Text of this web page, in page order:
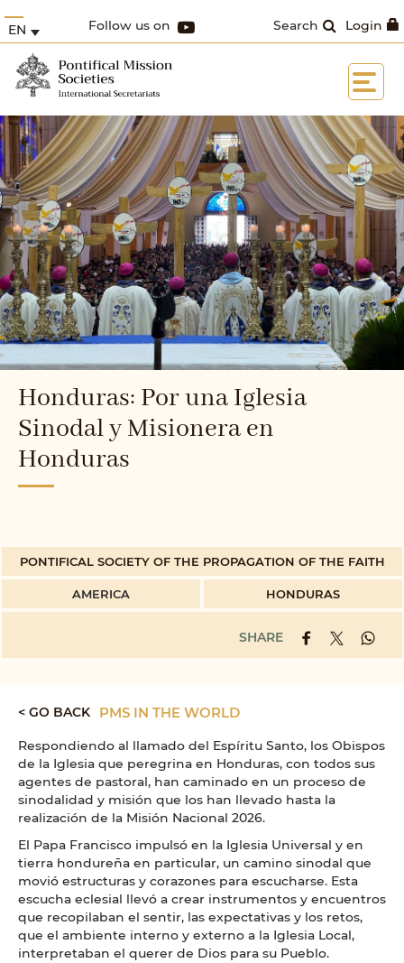
Login
Search
Follow us on
EN
Honduras: Por una Iglesia
Sinodal y Misionera en
Honduras
PONTIFICAL SOCIETY OF THE PROPAGATION OF THE FAITH
AMERICA HONDURAS
SHARE
< GO BACK PMS IN THE WORLD
Respondiendo al llamado del Espíritu Santo, los Obispos
de la Iglesia que peregrina en Honduras, con todos sus
agentes de pastoral, han caminado en un proceso de
sinodalidad y misión que los han llevado hasta la
realización de la Misión Nacional 2026.
El Papa Francisco impulsó en la Iglesia Universal y en
tierra hondureña en particular, un camino sinodal que
movió estructuras y corazones para escucharse. Esta
escucha eclesial llevó a crear instrumentos y encuentros
que recopilaban el sentir, las expectativas y los retos,
que el ambiente interno y externo a la Iglesia Local,
interpretaban el querer de Dios para su Pueblo.